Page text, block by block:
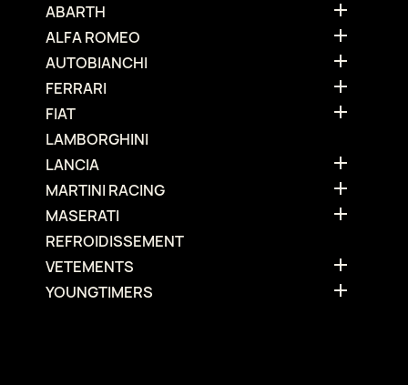
ABARTH 
ALFA ROMEO 
AUTOBIANCHI 
FERRARI 
FIAT 
LAMBORGHINI
LANCIA

MARTINI RACING 
MASERATI 
REFROIDISSEMENT
VETEMENTS

YOUNGTIMERS 